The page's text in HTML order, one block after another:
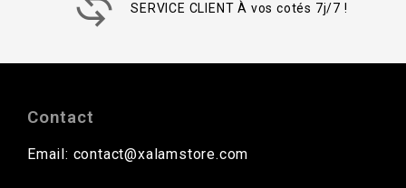
SERVICE CLIENT À vos cotés 7j/7 !
Contact
Email: contact@xalamstore.com